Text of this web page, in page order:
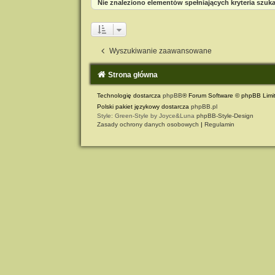
Nie znaleziono elementów spełniających kryteria
Wyszukiwanie zaawansowane
Strona główna
Technologię dostarcza phpBB® Forum Software © phpBB
Polski pakiet językowy dostarcza phpBB.pl
Style: Green-Style by Joyce&Luna phpBB-Style-Design
Zasady ochrony danych osobowych | Regulamin